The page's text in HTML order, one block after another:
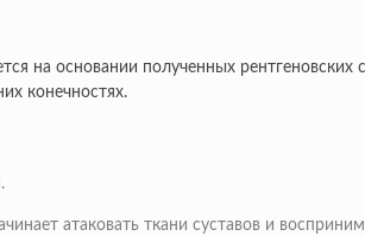
на основании полученных
конечностях.
атаковать ткани суставов и